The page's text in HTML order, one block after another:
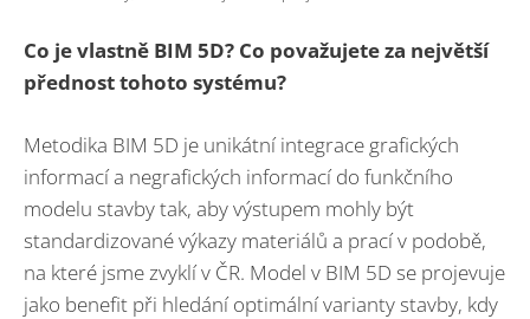
Co je vlastně BIM 5D? Co považujete za největší
přednost tohoto systému?
Metodika BIM 5D je unikátní integrace grafických
informací a negrafických informací do funkčního
modelu stavby tak, aby výstupem mohly být
standardizované výkazy materiálů a prací v podobě,
na které jsme zvyklí v ČR. Model v BIM 5D se projevuje
jako benefit při hledání optimální varianty stavby, kdy